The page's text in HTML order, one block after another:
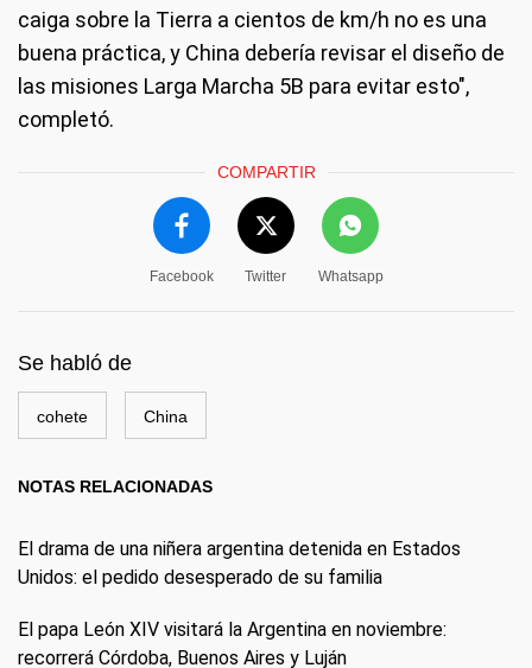
caiga sobre la Tierra a cientos de km/h no es una
buena práctica, y China debería revisar el diseño de
las misiones Larga Marcha 5B para evitar esto",
completó.
COMPARTIR
Facebook Twitter Whatsapp
Se habló de
cohete China
NOTAS RELACIONADAS
El drama de una niñera argentina detenida en Estados
Unidos: el pedido desesperado de su familia
El papa León XIV visitará la Argentina en noviembre:
recorrerá Córdoba, Buenos Aires y Luján